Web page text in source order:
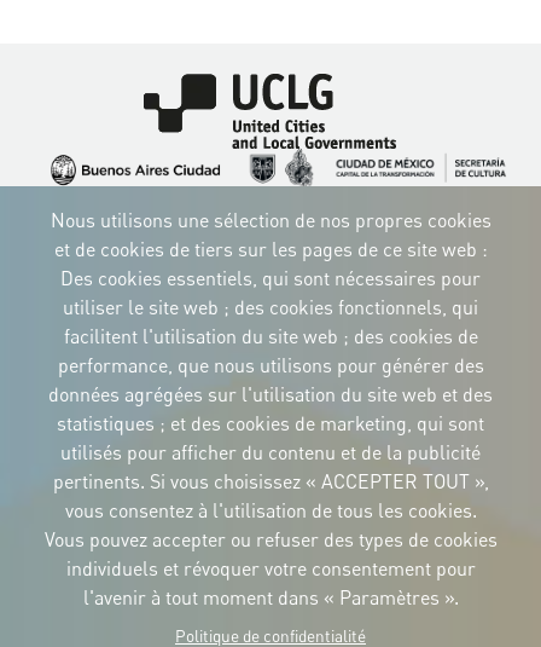
Image
Image
Image
ImageImageImage
IDENTITÉ CORPORTATIVE
Téléchargez
les logos et le
manuel
NEWSLETTER
CONTACT
Carrer Avinyó, 15
08002 Barcelona
culture@uclg.org
Nous utilisons une sélection de nos propres cookies
et de cookies de tiers sur les pages de ce site web :
Des cookies essentiels, qui sont nécessaires pour
utiliser le site web ; des cookies fonctionnels, qui
facilitent l'utilisation du site web ; des cookies de
performance, que nous utilisons pour générer des
données agrégées sur l'utilisation du site web et des
statistiques ; et des cookies de marketing, qui sont
utilisés pour afficher du contenu et de la publicité
pertinents. Si vous choisissez « ACCEPTER TOUT »,
vous consentez à l'utilisation de tous les cookies.
Vous pouvez accepter ou refuser des types de cookies
individuels et révoquer votre consentement pour
l'avenir à tout moment dans « Paramètres ».
Politique de confidentialité